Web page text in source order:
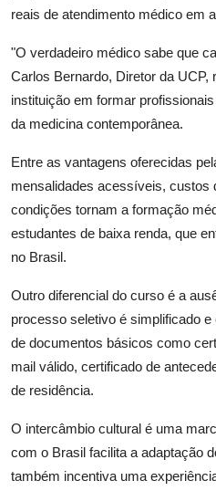
reais de atendimento médico em
"O verdadeiro médico sabe que
Carlos Bernardo, Diretor da
instituição em formar
da medicina contemporânea.
Entre as vantagens oferecidas
mensalidades acessíveis, custos
condições tornam a formação
estudantes de baixa renda, que
no Brasil.
Outro diferencial do curso é a
processo seletivo é simplificado
de documentos básicos como
mail válido, certificado de
de residência.
O intercâmbio cultural é uma
com o Brasil facilita a adaptação
também incentiva uma